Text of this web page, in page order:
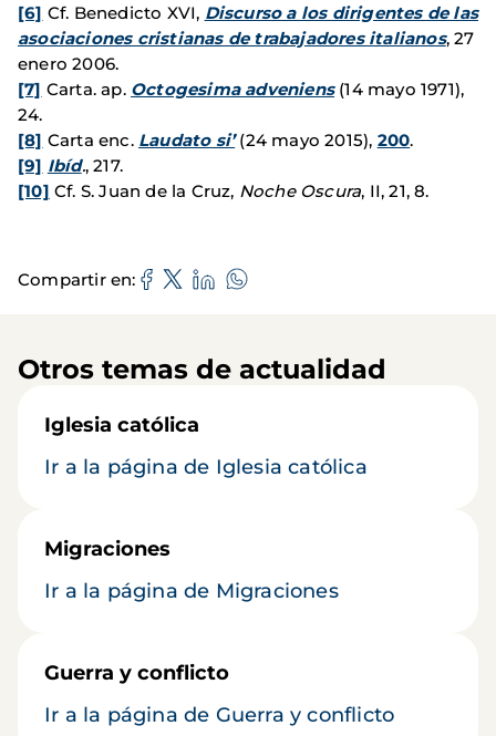
[6] Cf. Benedicto XVI, Discurso a los dirigentes de las
asociaciones cristianas de trabajadores italianos, 27
enero 2006.
[7] Carta. ap. Octogesima adveniens(14 mayo 1971),
24.
[8] Carta enc. Laudato si’(24 mayo 2015), 200.
[9] Ibíd., 217.
[10] Cf. S. Juan de la Cruz, Noche Oscura, II, 21, 8.
Compartir en
Otros temas de actualidad
Iglesia católica
Ir a la página de Iglesia católica
Migraciones
Ir a la página de Migraciones
Guerra y conflicto
Ir a la página de Guerra y conflicto